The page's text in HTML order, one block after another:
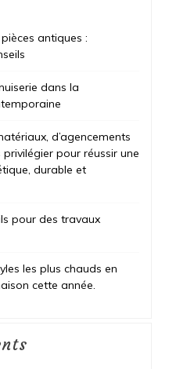
antiques :
dans la
d’agencements
pour réussir une
durable et
pour des travaux
les plus chauds en
cette année.